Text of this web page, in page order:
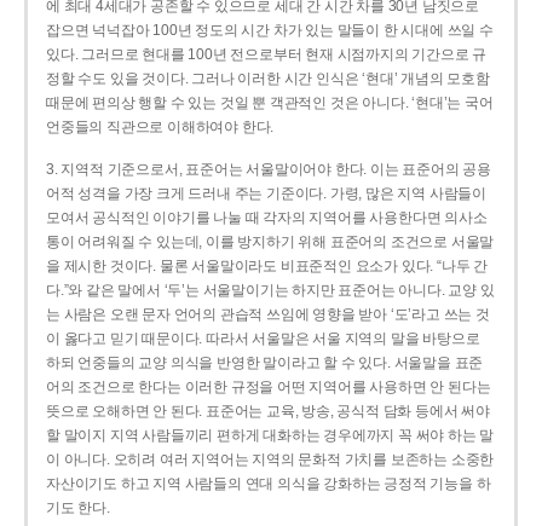
에 최대 4세대가 공존할 수 있으므로 세대 간 시간 차를 30년 남짓으로
잡으면 넉넉잡아 100년 정도의 시간 차가 있는 말들이 한 시대에 쓰일 수
있다. 그러므로 현대를 100년 전으로부터 현재 시점까지의 기간으로 규
정할 수도 있을 것이다. 그러나 이러한 시간 인식은 ‘현대’ 개념의 모호함
때문에 편의상 행할 수 있는 것일 뿐 객관적인 것은 아니다. ‘현대’는 국어
언중들의 직관으로 이해하여야 한다.
3. 지역적 기준으로서, 표준어는 서울말이어야 한다. 이는 표준어의 공용
어적 성격을 가장 크게 드러내 주는 기준이다. 가령, 많은 지역 사람들이
모여서 공식적인 이야기를 나눌 때 각자의 지역어를 사용한다면 의사소
통이 어려워질 수 있는데, 이를 방지하기 위해 표준어의 조건으로 서울말
을 제시한 것이다. 물론 서울말이라도 비표준적인 요소가 있다. “나두 간
다.”와 같은 말에서 ‘두’는 서울말이기는 하지만 표준어는 아니다. 교양 있
는 사람은 오랜 문자 언어의 관습적 쓰임에 영향을 받아 ‘도’라고 쓰는 것
이 옳다고 믿기 때문이다. 따라서 서울말은 서울 지역의 말을 바탕으로
하되 언중들의 교양 의식을 반영한 말이라고 할 수 있다. 서울말을 표준
어의 조건으로 한다는 이러한 규정을 어떤 지역어를 사용하면 안 된다는
뜻으로 오해하면 안 된다. 표준어는 교육, 방송, 공식적 담화 등에서 써야
할 말이지 지역 사람들끼리 편하게 대화하는 경우에까지 꼭 써야 하는 말
이 아니다. 오히려 여러 지역어는 지역의 문화적 가치를 보존하는 소중한
자산이기도 하고 지역 사람들의 연대 의식을 강화하는 긍정적 기능을 하
기도 한다.